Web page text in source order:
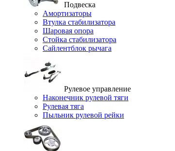
Подвеска
Амортизаторы
Втулка стабилизатора
Шаровая опора
Стойка стабилизатора
Сайлентблок рычага
Рулевое управление
Наконечник рулевой тяги
Рулевая тяга
Пыльник рулевой рейки